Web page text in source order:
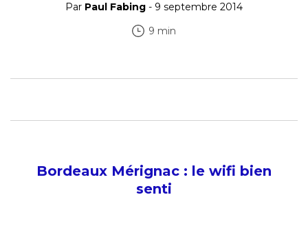
Par Paul Fabing - 9 septembre 2014
9 min
Bordeaux Mérignac : le wifi bien
senti